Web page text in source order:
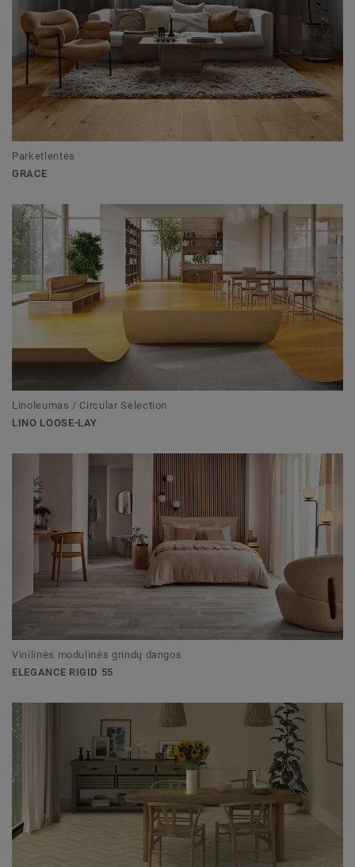
Parketlentės
GRACE
Linoleumas / Circular Selection
LINO LOOSE-LAY
Vinilinės modulinės grindų dangos
ELEGANCE RIGID 55